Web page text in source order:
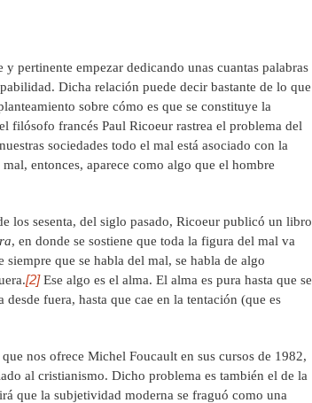
pertinente empezar dedicando unas cuantas palabras
Dicha relación puede decir bastante de lo que
sobre cómo es que se constituye la
filósofo francés Paul Ricoeur rastrea el problema del
sociedades todo el mal está asociado con la
entonces, aparece como algo que el hombre
los sesenta, del siglo pasado, Ricoeur publicó un libro
, en donde se sostiene que toda la figura del mal va
que se habla del mal, se habla de algo
[2]Ese algo es el alma. El alma es pura hasta que se
fuera, hasta que cae en la tentación (que es
nos ofrece Michel Foucault en sus cursos de 1982,
al cristianismo. Dicho problema es también el de la
que la subjetividad moderna se fraguó como una